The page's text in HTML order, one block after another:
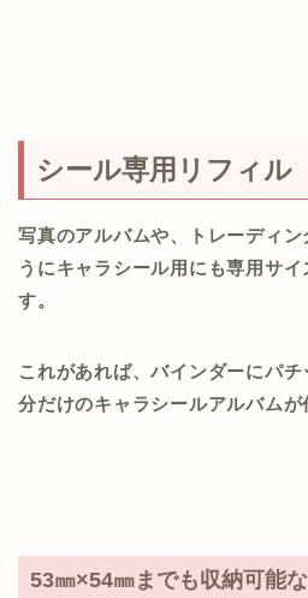
シール専用リフィル
写真のアルバムや、トレーディン
うにキャラシール用にも専用サ
す。
これがあれば、バインダーにパ
分だけのキャラシールアルバムが
53㎜×54㎜までも収納可能